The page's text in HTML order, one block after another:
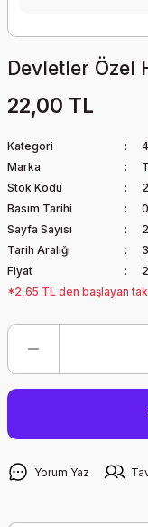
Devletler Özel
22,00 TL
Kategori
Marka
Stok Kodu
Basım Tarihi
Sayfa Sayısı
Tarih Aralığı
Fiyat
*2,65 TL den başlayan
Yorum Yaz